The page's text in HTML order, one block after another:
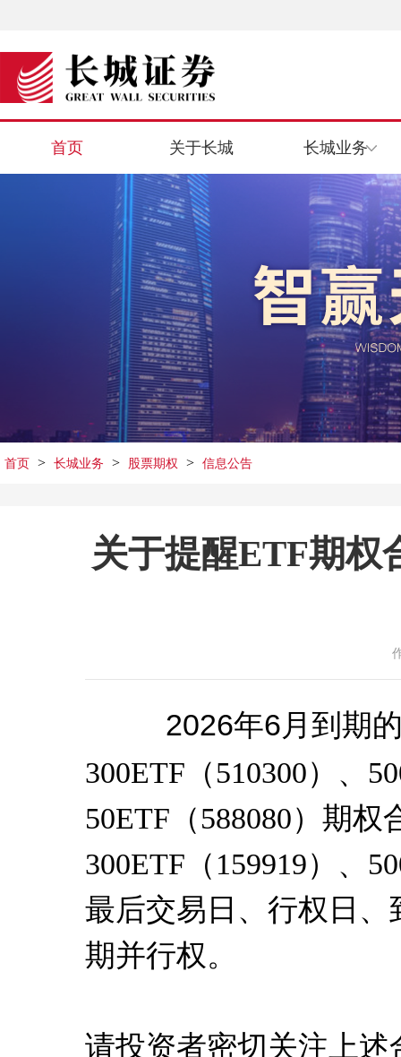
首页 关于长城 长城业务
首页 > 长城业务 > 股票期权 > 信息公告
关于提醒ETF期权
2026年6月 到期
300ETF（510300）、
50ETF（588080）期权
300ETF（159919）、
最后交易日、行权日、
期并行权。
请投资者密切关注上